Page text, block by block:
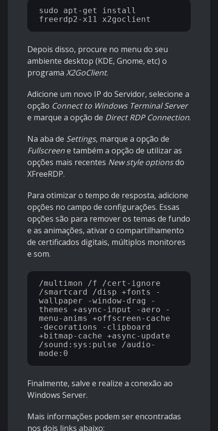
sudo apt-get install
Depois disso, procure no menu do seu
ambiente desktop (KDE, Gnome, etc) o
programa X2GoClient.
Adicione um novo IP do Servidor, selecione a
opção Connect to Windows Terminal Server
e marque a opção de Direct RDP Connection.
Na aba de Settings, marque a opção de
Fullscreene também a opção de utilizar as
opções mais recentes New style optionsdo
XFreeRDP.
Para otimizar o tempo de resposta, adicione
opções no campo de configurações. Essas
opções são para remover os temas de fundo
e as animações, ativar o compartilhamento
de certificados digitais, múltiplos monitores
e som.
/multimon /f /cert-ignore
/smartcard /disp +fonts -
wallpaper -window-drag -
themes +async-input -aero -
menu-anims +offscreen-cache
-decorations -clipboard
+bitmap-cache +async-update
/sound:sys:pulse /audio-
Finalmente, salve e realize a conexão ao
Windows Server.
Mais informações podem ser encontradas
nos dois links abaixo: